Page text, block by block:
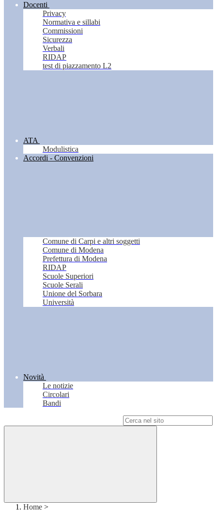
Docenti
Privacy
Normativa e sillabi
Commissioni
Sicurezza
Verbali
RIDAP
test di piazzamento L2
ATA
Modulistica
Accordi - Convenzioni
Comune di Carpi e altri soggetti
Comune di Modena
Prefettura di Modena
RIDAP
Scuole Superiori
Scuole Serali
Unione del Sorbara
Università
Novità
Le notizie
Circolari
Bandi
Home >